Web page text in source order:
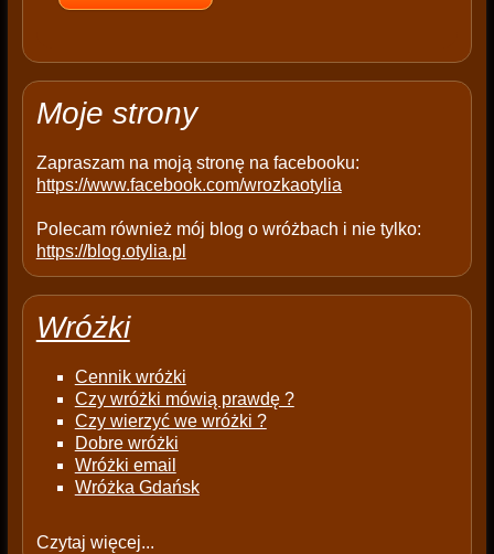
e
p
y
Moje strony
Zapraszam na moją stronę na facebooku:
https://www.facebook.com/wrozkaotylia
Polecam również mój blog o wróżbach i nie tylko:
https://blog.otylia.pl
Wróżki
Cennik wróżki
Czy wróżki mówią prawdę ?
Czy wierzyć we wróżki ?
Dobre wróżki
Wróżki email
Wróżka Gdańsk
Czytaj więcej...